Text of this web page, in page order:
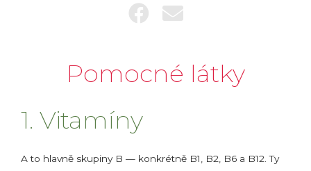
Pomocné látky
1. Vitamíny
A to hlavně skupiny B — konkrétně B1, B2, B6 a B12. Ty